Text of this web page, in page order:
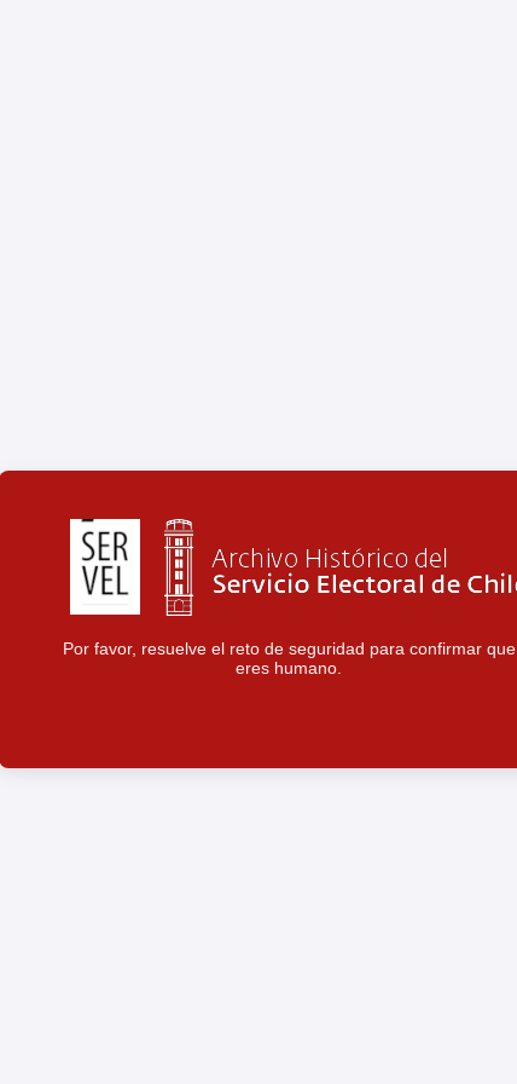
Por favor, resuelve el reto de seguridad para confirmar que
eres humano.